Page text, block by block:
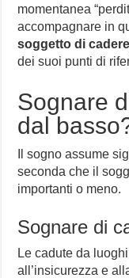
momentanea
accompagnare in
soggetto di cadere
dei suoi punti di
Sognare
dal
Il sogno assume
seconda che il
importanti o meno.
Sognare di
Le cadute da
all’insicurezza e